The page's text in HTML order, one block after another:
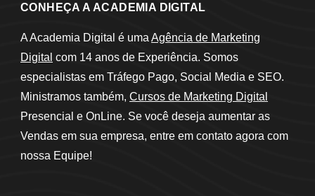
CONHEÇA A ACADEMIA DIGITAL
A Academia Digital é uma Agência de Marketing
Digital com 14 anos de Experiência. Somos
especialistas em Tráfego Pago, Social Media e SEO.
Ministramos também, Cursos de Marketing Digital
Presencial e OnLine. Se você deseja aumentar as
Vendas em sua empresa, entre em contato agora com
nossa Equipe!